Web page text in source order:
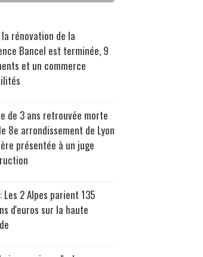
la rénovation de la
Bancel est terminée, 9
et un commerce
de 3 ans retrouvée morte
8e arrondissement de Lyon
présentée à un juge
Les 2 Alpes parient 135
d'euros sur la haute